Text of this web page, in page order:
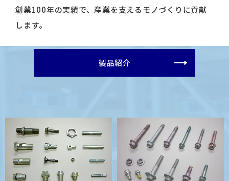
創業100年の実績で、産業を支えるモノづくりに貢献
します。
製品紹介